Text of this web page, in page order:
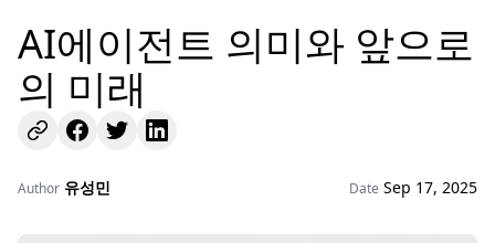
AI에이전트 의미와 앞으로
의 미래
Author 유성민 Date Sep 17, 2025